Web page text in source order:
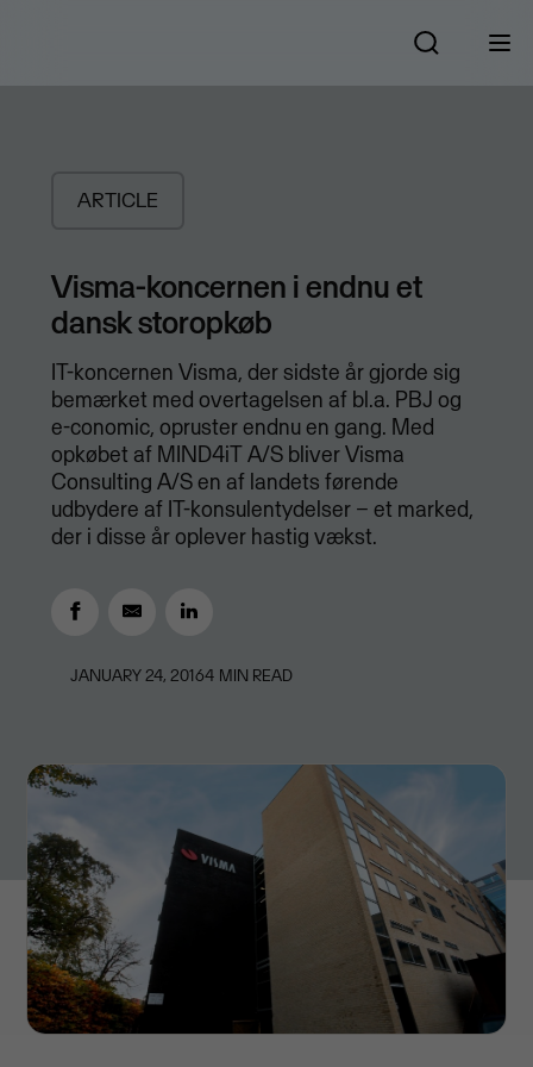
ARTICLE
Visma-koncernen i endnu et
dansk storopkøb
IT-koncernen Visma, der sidste år gjorde sig
bemærket med overtagelsen af bl.a. PBJ og
e-conomic, opruster endnu en gang. Med
opkøbet af MIND4iT A/S bliver Visma
Consulting A/S en af landets førende
udbydere af IT-konsulentydelser – et marked,
der i disse år oplever hastig vækst.
JANUARY 24, 20164 MIN READ